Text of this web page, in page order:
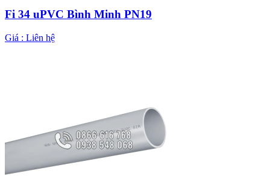
Fi 34 uPVC Bình Minh PN19
Giá : Liên hệ